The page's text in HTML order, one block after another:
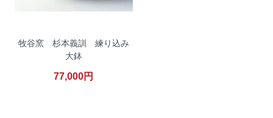
牧谷窯 杉本義訓 練り込み
大鉢
77,000円